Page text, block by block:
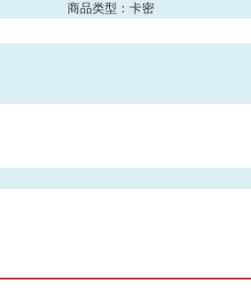
商品类型：卡密